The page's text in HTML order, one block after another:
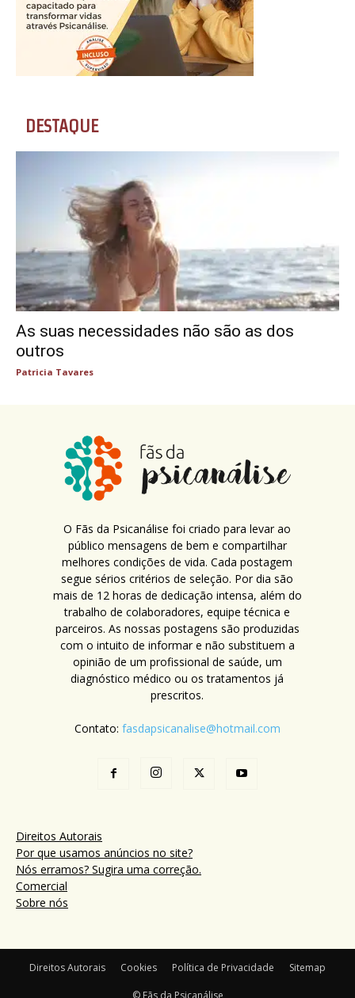
DESTAQUE
As suas necessidades não são as dos
outros
Patricia Tavares
O Fãs da Psicanálise foi criado para levar ao
público mensagens de bem e compartilhar
melhores condições de vida. Cada postagem
segue sérios critérios de seleção. Por dia são
mais de 12 horas de dedicação intensa, além do
trabalho de colaboradores, equipe técnica e
parceiros. As nossas postagens são produzidas
com o intuito de informar e não substituem a
opinião de um profissional de saúde, um
diagnóstico médico ou os tratamentos já
prescritos.
Contato: fasdapsicanalise@hotmail.com
Direitos Autorais
Por que usamos anúncios no site?
Nós erramos? Sugira uma correção.
Comercial
Sobre nós
Direitos Autorais Cookies Política de Privacidade Sitemap